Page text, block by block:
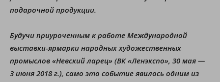
подарочной продукции.
Будучи приуроченным к работе Международной
выставки-ярмарки народных художественных
промыслов «Невский ларец» (ВК «Ленэкспо», 30 мая —
3 июня 2018 г.), само это событие явилось одним из